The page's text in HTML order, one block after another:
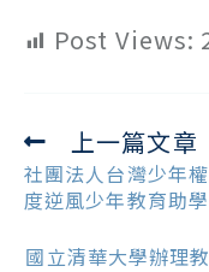
Post Views:
Read
more
articles
上一篇文章
社團法人台灣少年
度逆風少年教育助學
國立清華大學辦理